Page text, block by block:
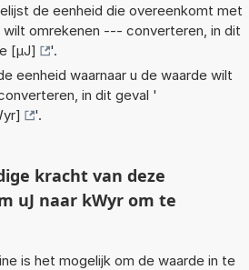
de eenheid die overeenkomt met
wilt omrekenen --- converteren, in dit
[µJ]
'.
eenheid waarnaar u de waarde wilt
in dit geval '
'.
kracht van deze
uJ naar kWyr om te
is het mogelijk om de waarde in te